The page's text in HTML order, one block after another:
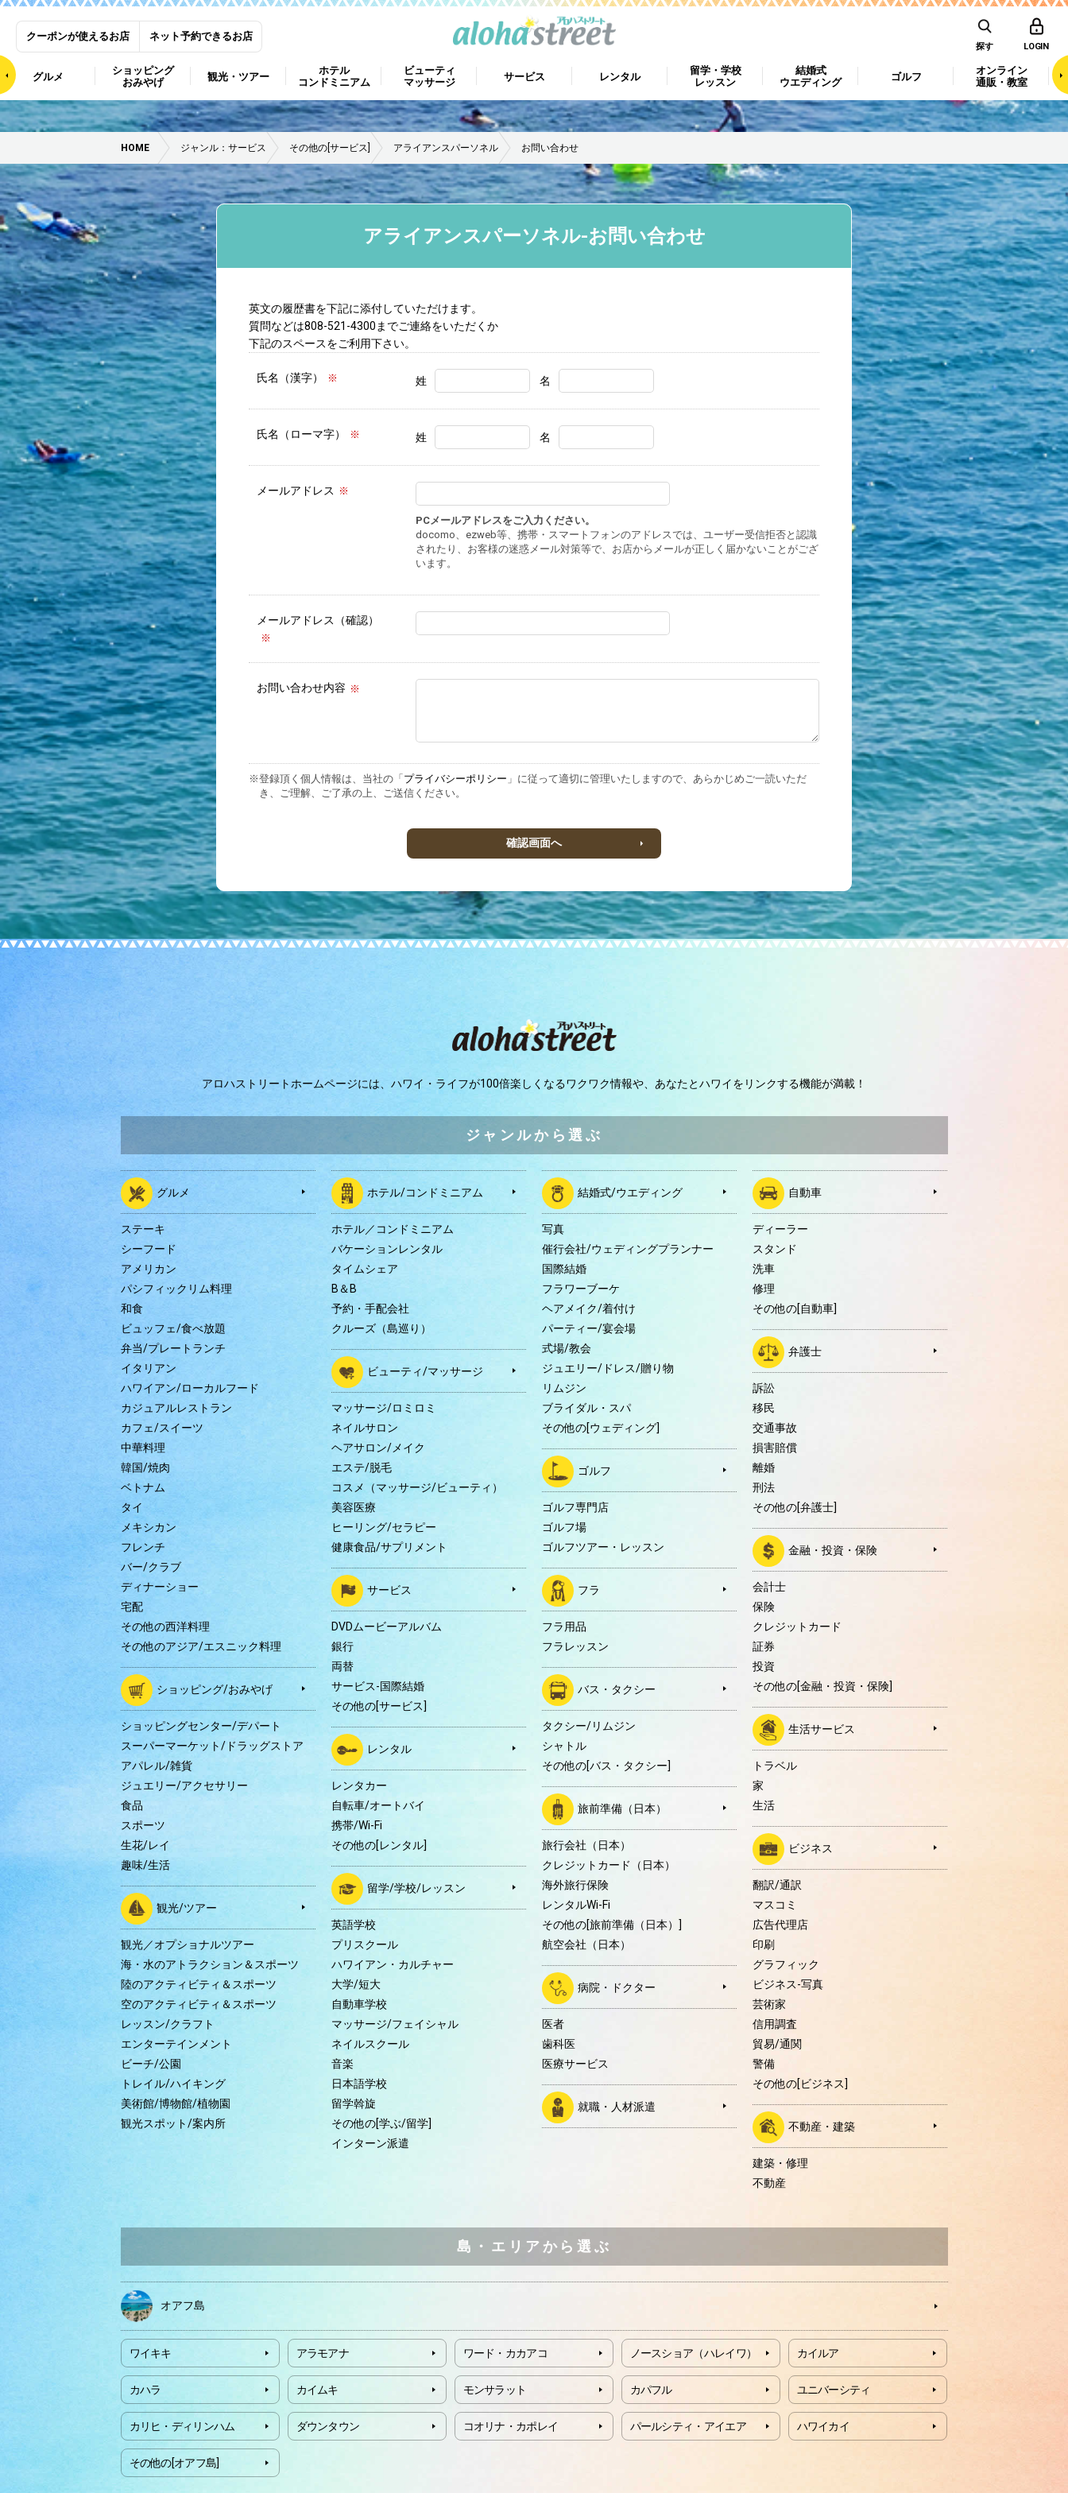
クーポンが使えるお店 ネット予約できるお店
探す LOGIN
グルメ
ショッピング
おみやげ
観光・ツアー
ホテル
コンドミニアム
ビューティ
マッサージ
サービス レンタル
留学・学校
レッスン
結婚式
ウエディング
ゴルフ
オンライン
通販・教室
HOME ジャンル：サービス その他の[サービス] アライアンスパーソネル お問い合わせ
アライアンスパーソネル-お問い合わせ
英文の履歴書を下記に添付していただけます。
質問などは808-521-4300までご連絡をいただくか
下記のスペースをご利用下さい。
氏名（漢字） ※ 姓 名
氏名（ローマ字） ※ 姓 名
メールアドレス ※
PCメールアドレスをご入力ください。
docomo、ezweb等、携帯・スマートフォンのアドレスでは、ユーザー受信拒否と認識
されたり、お客様の迷惑メール対策等で、お店からメールが正しく届かないことがござ
います。
メールアドレス（確認）
※
お問い合わせ内容 ※
※登録頂く個人情報は、当社の「 プライバシーポリシー 」に従って適切に管理いたしますので、あらかじめご一読いただ
き、ご理解、ご了承の上、ご送信ください。
確認画面へ
アロハストリートホームページには、 ハワイ・ライフが100倍楽しくなるワクワク情報や、 あなたとハワイをリンクする機能が満載！
ジャンルから選ぶ
グルメ
ステーキ
シーフード
アメリカン
パシフィックリム料理
和食
ビュッフェ/食べ放題
弁当/プレートランチ
イタリアン
ハワイアン/ローカルフード
カジュアルレストラン
カフェ/スイーツ
中華料理
韓国/焼肉
ベトナム
タイ
メキシカン
フレンチ
バー/クラブ
ディナーショー
宅配
その他の西洋料理
その他のアジア/エスニック料理
ショッピング/おみやげ
ショッピングセンター/デパート
スーパーマーケット/ドラッグストア
アパレル/雑貨
ジュエリー/アクセサリー
食品
スポーツ
生花/レイ
趣味/生活
観光/ツアー
観光／オプショナルツアー
海・水のアトラクション＆スポーツ
陸のアクティビティ＆スポーツ
空のアクティビティ＆スポーツ
レッスン/クラフト
エンターテインメント
ビーチ/公園
トレイル/ハイキング
美術館/博物館/植物園
観光スポット/案内所
ホテル/コンドミニアム
ホテル／コンドミニアム
バケーションレンタル
タイムシェア
B＆B
予約・手配会社
クルーズ（島巡り）
ビューティ/マッサージ
マッサージ/ロミロミ
ネイルサロン
ヘアサロン/メイク
エステ/脱毛
コスメ（マッサージ/ビューティ）
美容医療
ヒーリング/セラピー
健康食品/サプリメント
サービス
DVDムービーアルバム
銀行
両替
サービス-国際結婚
その他の[サービス]
レンタル
レンタカー
自転車/オートバイ
携帯/Wi-Fi
その他の[レンタル]
留学/学校/レッスン
英語学校
プリスクール
ハワイアン・カルチャー
大学/短大
自動車学校
マッサージ/フェイシャル
ネイルスクール
音楽
日本語学校
留学斡旋
その他の[学ぶ/留学]
インターン派遣
結婚式/ウエディング
写真
催行会社/ウェディングプランナー
国際結婚
フラワーブーケ
ヘアメイク/着付け
パーティー/宴会場
式場/教会
ジュエリー/ドレス/贈り物
リムジン
ブライダル・スパ
その他の[ウェディング]
ゴルフ
ゴルフ専門店
ゴルフ場
ゴルフツアー・レッスン
フラ
フラ用品
フラレッスン
バス・タクシー
タクシー/リムジン
シャトル
その他の[バス・タクシー]
旅前準備（日本）
旅行会社（日本）
クレジットカード（日本）
海外旅行保険
レンタルWi-Fi
その他の[旅前準備（日本）]
航空会社（日本）
病院・ドクター
医者
歯科医
医療サービス
就職・人材派遣
自動車
ディーラー
スタンド
洗車
修理
その他の[自動車]
弁護士
訴訟
移民
交通事故
損害賠償
離婚
刑法
その他の[弁護士]
金融・投資・保険
会計士
保険
クレジットカード
証券
投資
その他の[金融・投資・保険]
生活サービス
トラベル
家
生活
ビジネス
翻訳/通訳
マスコミ
広告代理店
印刷
グラフィック
ビジネス-写真
芸術家
信用調査
貿易/通関
警備
その他の[ビジネス]
不動産・建築
建築・修理
不動産
島・エリアから選ぶ
オアフ島
ワイキキ アラモアナ ワード・カカアコ ノースショア（ハレイワ） カイルア
カハラ カイムキ モンサラット カパフル ユニバーシティ
カリヒ・ディリンハム ダウンタウン コオリナ・カポレイ パールシティ・アイエア ハワイカイ
その他の[オアフ島]